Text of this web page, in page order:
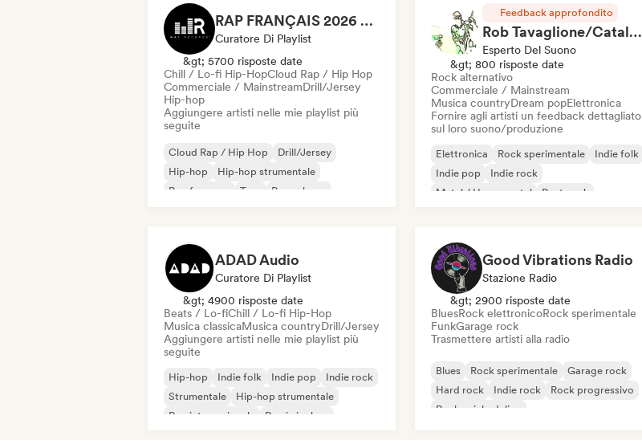
RAP FRANÇAIS 2026 🔥🇫🇷 (Way Records)
Curatore Di Playlist
&gt; 5700 risposte date
Chill / Lo-fi Hip-HopCloud Rap / Hip Hop
Commerciale / MainstreamDrill/Jersey
Hip-hop
Aggiungere artisti nelle mie playlist più
seguite
Cloud Rap / Hip Hop
Drill/Jersey
Hip-hop
Hip-hop strumentale
Rap francese
Trap
Pop urbano
Feedback approfondito
Rob Tavaglione/Catalyst Recording
Esperto Del Suono
&gt; 800 risposte date
Rock alternativo
Commerciale / Mainstream
Musica countryDream popElettronica
Fornire agli artisti un feedback dettagliato
sul loro suono/produzione
Elettronica Rock sperimentale
Indie folk
Indie pop
Indie rock
Metal / Heavy metal
Post punk
ADAD Audio
Curatore Di Playlist
&gt; 4900 risposte date
Beats / Lo-fiChill / Lo-fi Hip-Hop
Musica classicaMusica countryDrill/Jersey
Aggiungere artisti nelle mie playlist più
seguite
Hip-hop Indie folk Indie pop
Indie rock
Strumentale
Hip-hop strumentale
Rap internazionale
Rap in inglese
Good Vibrations Radio
Stazione Radio
&gt; 2900 risposte date
BluesRock elettronicoRock sperimentale
FunkGarage rock
Trasmettere artisti alla radio
Blues Rock sperimentale
Garage rock
Hard rock
Indie rock
Rock progressivo
Rock psichedelico